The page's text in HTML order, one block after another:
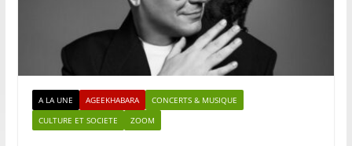
A LA UNE AGEEKHABARA
CONCERTS & MUSIQUE
CULTURE ET SOCIETE
ZOOM